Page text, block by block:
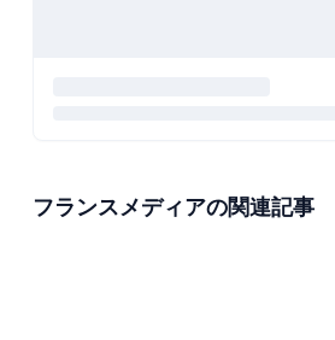
フランスメディアの関連記事